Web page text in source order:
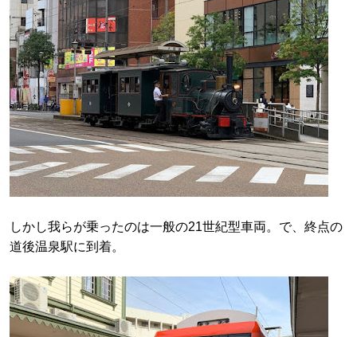
しかし我らが乗ったのは一般の21世紀型車両。で、終点の
道後温泉駅に到着。